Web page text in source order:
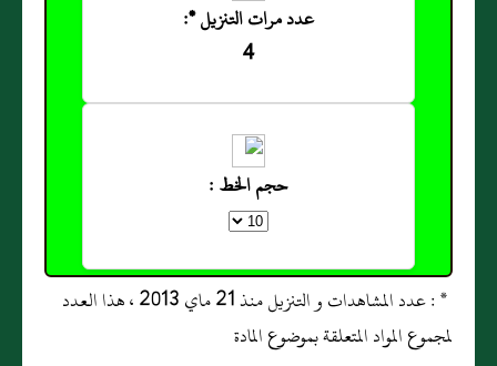
عدد مرات التنزيل *:
4
حجم الخط :
* : عدد المشاهدات و التنزيل منذ 21 ماي 2013 ، هذا العدد
لمجموع المواد المتعلقة بموضوع المادة